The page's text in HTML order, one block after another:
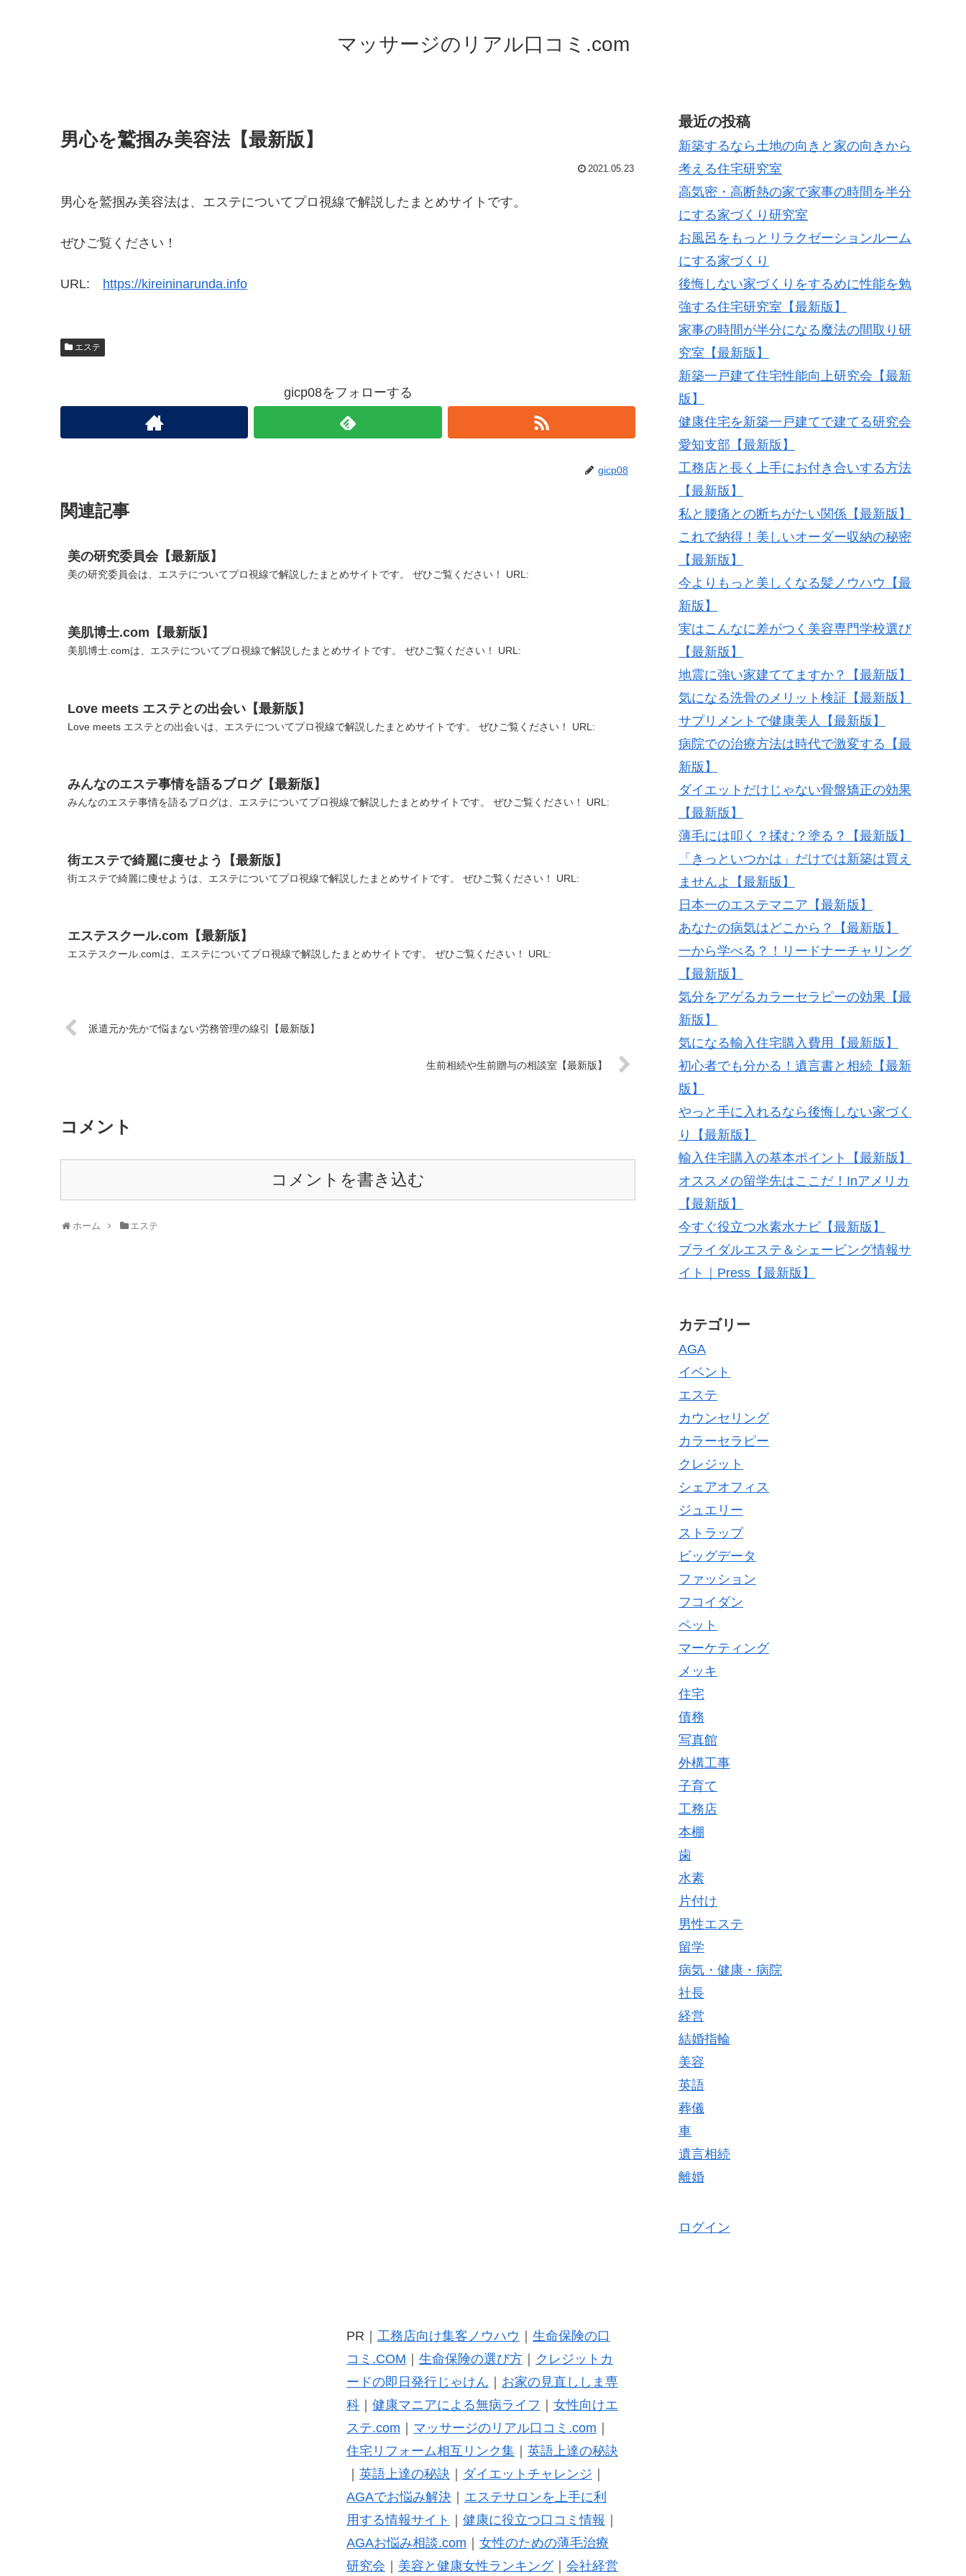
マッサージのリアル口コミ.com
男心を鷲掴み美容法【最新版】
2021.05.23
男心を鷲掴み美容法は、エステについてプロ視線で解説したまとめサイトです。
ぜひご覧ください！
URL: https://kireininarunda.info
エステ
gicp08をフォローする
gicp08
関連記事
美の研究委員会【最新版】
美の研究委員会は、エステについてプロ視線で解説したまとめサイトです。 ぜひご覧ください！ URL:
美肌博士.com【最新版】
美肌博士.comは、エステについてプロ視線で解説したまとめサイトです。 ぜひご覧ください！ URL:
Love meets エステとの出会い【最新版】
Love meets エステとの出会いは、エステについてプロ視線で解説したまとめサイトです。 ぜひご覧ください！ URL:
みんなのエステ事情を語るブログ【最新版】
みんなのエステ事情を語るブログは、エステについてプロ視線で解説したまとめサイトです。 ぜひご覧ください！ URL:
街エステで綺麗に痩せよう【最新版】
街エステで綺麗に痩せようは、エステについてプロ視線で解説したまとめサイトです。 ぜひご覧ください！ URL:
エステスクール.com【最新版】
エステスクール.comは、エステについてプロ視線で解説したまとめサイトです。 ぜひご覧ください！ URL:
派遣元か先かで悩まない労務管理の線引【最新版】
生前相続や生前贈与の相談室【最新版】
コメント
コメントを書き込む
ホーム エステ
最近の投稿
新築するなら土地の向きと家の向きから
考える住宅研究室
高気密・高断熱の家で家事の時間を半分
にする家づくり研究室
お風呂をもっとリラクゼーションルーム
にする家づくり
後悔しない家づくりをするめに性能を勉
強する住宅研究室【最新版】
家事の時間が半分になる魔法の間取り研
究室【最新版】
新築一戸建て住宅性能向上研究会【最新
版】
健康住宅を新築一戸建てで建てる研究会
愛知支部【最新版】
工務店と長く上手にお付き合いする方法
【最新版】
私と腰痛との断ちがたい関係【最新版】
これで納得！美しいオーダー収納の秘密
【最新版】
今よりもっと美しくなる髪ノウハウ【最
新版】
実はこんなに差がつく美容専門学校選び
【最新版】
地震に強い家建ててますか？【最新版】
気になる洗骨のメリット検証【最新版】
サプリメントで健康美人【最新版】
病院での治療方法は時代で激変する【最
新版】
ダイエットだけじゃない骨盤矯正の効果
【最新版】
薄毛には叩く？揉む？塗る？【最新版】
「きっといつかは」だけでは新築は買え
ませんよ【最新版】
日本一のエステマニア【最新版】
あなたの病気はどこから？【最新版】
一から学べる？！リードナーチャリング
【最新版】
気分をアゲるカラーセラピーの効果【最
新版】
気になる輸入住宅購入費用【最新版】
初心者でも分かる！遺言書と相続【最新
版】
やっと手に入れるなら後悔しない家づく
り【最新版】
輸入住宅購入の基本ポイント【最新版】
オススメの留学先はここだ！Inアメリカ
【最新版】
今すぐ役立つ水素水ナビ【最新版】
ブライダルエステ＆シェービング情報サ
イト｜Press【最新版】
カテゴリー
AGA
イベント
エステ
カウンセリング
カラーセラピー
クレジット
シェアオフィス
ジュエリー
ストラップ
ビッグデータ
ファッション
フコイダン
ペット
マーケティング
メッキ
住宅
債務
写真館
外構工事
子育て
工務店
本棚
歯
水素
片付け
男性エステ
留学
病気・健康・病院
社長
経営
結婚指輪
美容
英語
葬儀
車
遺言相続
離婚
ログイン
PR｜ 工務店向け集客ノウハウ
生命保険の口
コミ.COM
生命保険の選び方｜
クレジットカ
ードの即日発行じゃけん
お家の見直ししま専
科｜ 健康マニアによる無病ライフ
女性向けエ
ステ.com
マッサージのリアル口コミ.com
住宅リフォーム相互リンク集｜ 英語上達の秘訣
英語上達の秘訣 ダイエットチャレンジ
AGAでお悩み解決｜ エステサロンを上手に利
用する情報サイト
健康に役立つ口コミ情報
AGAお悩み相談.com
女性のための薄毛治療
研究会
美容と健康女性ランキング｜ 会社経営